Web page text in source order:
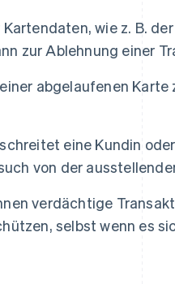
wie z. B.
zur Ablehnung einer
abgelaufenen Karte
eine Kundin
von der
verdächtige
selbst wenn es